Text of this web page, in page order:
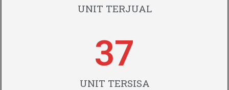
UNIT TERJUAL
37
UNIT TERSISA